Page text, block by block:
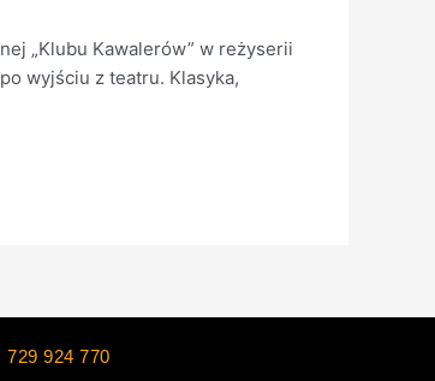
„Klubu Kawalerów” w reżyserii
wyjściu z teatru. Klasyka,
729 924 770